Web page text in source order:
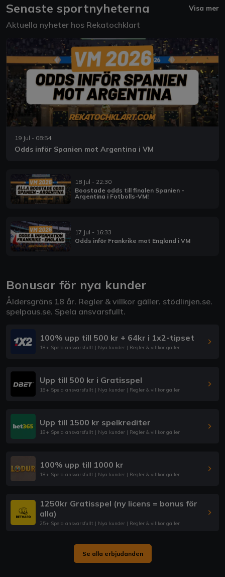
Senaste sportnyheterna Visa mer
Aktuella nyheter hos Rekatochklart
19 Jul - 08:54
Odds inför Spanien mot Argentina i VM
18 Jul - 22:30
Boostade odds till finalen Spanien -
Argentina i Fotbolls-VM!
17 Jul - 16:33
Odds inför Frankrike mot England i VM
Bonusar för nya kunder
Åldersgräns 18 år. Regler & villkor gäller. stödlinjen.se.
spelpaus.se. Spela ansvarsfullt.
100% upp till 500 kr + 64kr i 1x2-tipset
18+ Spela ansvarsfullt | Nya kunder | Regler & villkor gäller
Upp till 500 kr i Gratisspel
18+ Spela ansvarsfullt | Nya kunder | Regler & villkor gäller
Upp till 1500 kr spelkrediter
18+ Spela ansvarsfullt | Nya kunder | Regler & villkor gäller
100% upp till 1000 kr
18+ Spela ansvarsfullt | Nya kunder | Regler & villkor gäller
1250kr Gratisspel (ny licens = bonus för
alla)
25+ Spela ansvarsfullt | Nya kunder | Regler & villkor gäller
Se alla erbjudanden